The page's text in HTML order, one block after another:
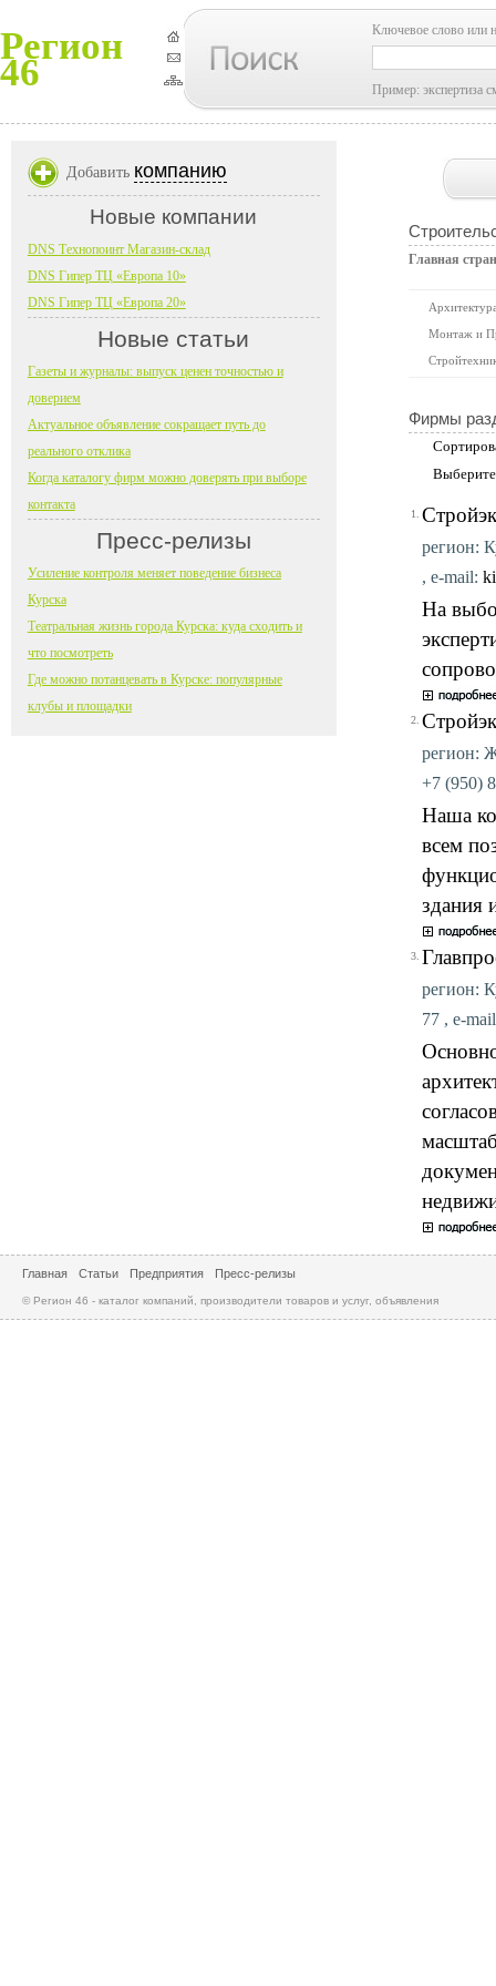
Регион
46
Ключевое слово или
Пример: экспертиза
Главная
Монтаж и
Фирмы
1.
регион:
, e-mail:
На
2.
регион:
+7 (950)
Наша
всем
здания
3.
регион:
77 , e-
Добавить компанию
Новые компании
DNS Технопоинт Магазин-склад
DNS Гипер ТЦ «Европа 10»
DNS Гипер ТЦ «Европа 20»
Новые статьи
Газеты и журналы: выпуск ценен точностью и
доверием
Актуальное объявление сокращает путь до
реального отклика
Когда каталогу фирм можно доверять при выборе
контакта
Пресс-релизы
Усиление контроля меняет поведение бизнеса
Курска
Театральная жизнь города Курска: куда сходить и
что посмотреть
Где можно потанцевать в Курске: популярные
клубы и площадки
Главная Статьи Предприятия Пресс-релизы
© Регион 46 - каталог компаний, производители товаров и услуг, объявления